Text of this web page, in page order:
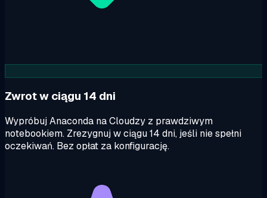
Zwrot w ciągu 14 dni
Wypróbuj Anaconda na Cloudzy z prawdziwym
notebookiem. Zrezygnuj w ciągu 14 dni, jeśli nie spełni
oczekiwań. Bez opłat za konfigurację.